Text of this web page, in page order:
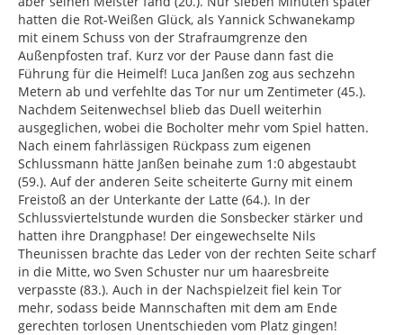
hatten die Rot-Weißen Glück, als Yannick Schwanekamp
mit einem Schuss von der Strafraumgrenze den
Außenpfosten traf. Kurz vor der Pause dann fast die
Führung für die Heimelf! Luca Janßen zog aus sechzehn
Metern ab und verfehlte das Tor nur um Zentimeter (45.).
Nachdem Seitenwechsel blieb das Duell weiterhin
ausgeglichen, wobei die Bocholter mehr vom Spiel hatten.
Nach einem fahrlässigen Rückpass zum eigenen
Schlussmann hätte Janßen beinahe zum 1:0 abgestaubt
(59.). Auf der anderen Seite scheiterte Gurny mit einem
Freistoß an der Unterkante der Latte (64.). In der
Schlussviertelstunde wurden die Sonsbecker stärker und
hatten ihre Drangphase! Der eingewechselte Nils
Theunissen brachte das Leder von der rechten Seite scharf
in die Mitte, wo Sven Schuster nur um haaresbreite
verpasste (83.). Auch in der Nachspielzeit fiel kein Tor
mehr, sodass beide Mannschaften mit dem am Ende
gerechten torlosen Unentschieden vom Platz gingen!